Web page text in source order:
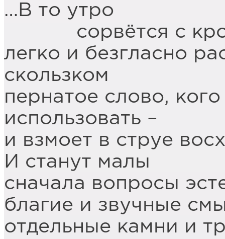
…В то утро
сорвётся с
легко и безгласно
скользком
пернатое слово,
использовать –
и взмоет в струе
И станут малы
сначала вопросы
благие и звучные
отдельные камни и